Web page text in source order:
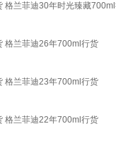
格兰菲迪30年时光臻藏
格兰菲迪26年700ml行货
格兰菲迪23年700ml行货
格兰菲迪22年700ml行货